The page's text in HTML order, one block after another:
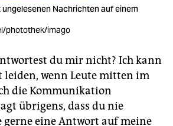
Nachrichten auf einem
photothek/imago
du mir nicht? Ich kann
leiden, wenn Leute mitten im
die Kommunikation
übrigens, dass du nie
eine Antwort auf meine